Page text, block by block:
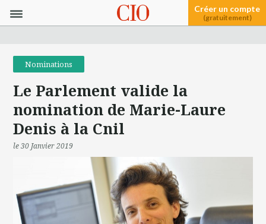
Créer un compte
(gratuitement)
Nominations
Le Parlement valide la
nomination de Marie-Laure
Denis à la Cnil
le 30 Janvier 2019